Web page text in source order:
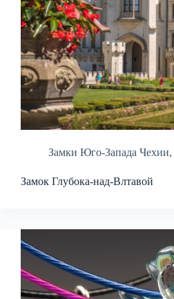
Замки Юго-Запада Чехии,
Замок Глубока-над-Влтавой